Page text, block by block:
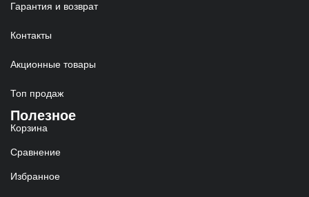
Гарантия и возврат
Контакты
Акционные товары
Топ продаж
Полезное
Корзина
Сравнение
Избранное